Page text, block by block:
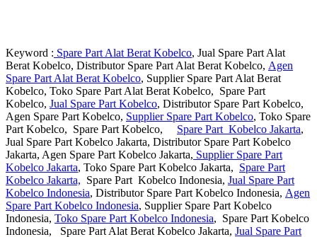
Keyword : Spare Part Alat Berat Kobelco, Jual Spare Part Alat
Berat Kobelco, Distributor Spare Part Alat Berat Kobelco, Agen
Spare Part Alat Berat Kobelco, Supplier Spare Part Alat Berat
Kobelco, Toko Spare Part Alat Berat Kobelco, Spare Part
Kobelco, Jual Spare Part Kobelco, Distributor Spare Part Kobelco,
Agen Spare Part Kobelco, Supplier Spare Part Kobelco, Toko Spare
Part Kobelco, Spare Part Kobelco, Spare Part Kobelco Jakarta,
Jual Spare Part Kobelco Jakarta, Distributor Spare Part Kobelco
Jakarta, Agen Spare Part Kobelco Jakarta, Supplier Spare Part
Kobelco Jakarta, Toko Spare Part Kobelco Jakarta, Spare Part
Kobelco Jakarta, Spare Part Kobelco Indonesia, Jual Spare Part
Kobelco Indonesia, Distributor Spare Part Kobelco Indonesia, Agen
Spare Part Kobelco Indonesia, Supplier Spare Part Kobelco
Indonesia, Toko Spare Part Kobelco Indonesia, Spare Part Kobelco
Indonesia, Spare Part Alat Berat Kobelco Jakarta, Jual Spare Part